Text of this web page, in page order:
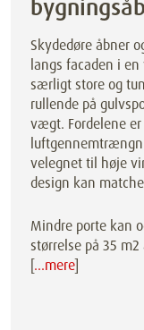
Skydedøre åbner
langs facaden i
særligt store og
rullende på
vægt. Fordelene
velegnet til høje
design kan
Mindre porte kan
størrelse på 35 m2
[…mere]